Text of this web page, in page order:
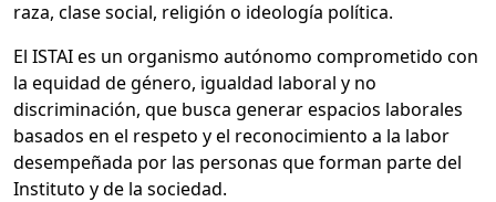
raza, clase social, religión o ideología política.
El ISTAI es un organismo autónomo comprometido con
la equidad de género, igualdad laboral y no
discriminación, que busca generar espacios laborales
basados en el respeto y el reconocimiento a la labor
desempeñada por las personas que forman parte del
Instituto y de la sociedad.